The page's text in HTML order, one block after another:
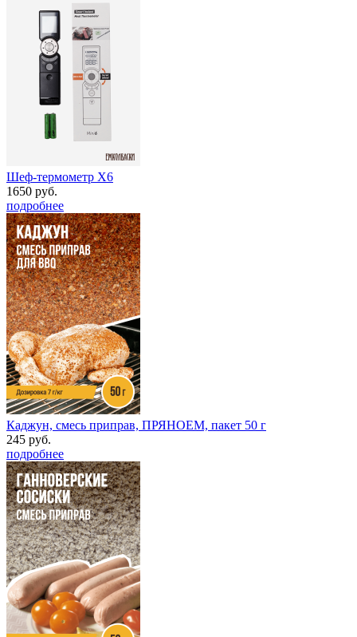
Шеф-термометр Х6
1650 руб.
подробнее
Каджун, смесь приправ, ПРЯНОЕМ, пакет 50 г
245 руб.
подробнее